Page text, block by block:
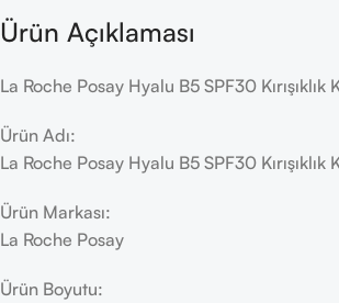
Ürün Açıklaması
La Roche Posay Hyalu B5 SPF30
Ürün Adı:
La Roche Posay Hyalu B5 SPF30
Ürün Markası:
La Roche Posay
Ürün Boyutu: